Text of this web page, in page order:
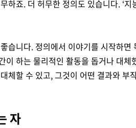
하죠. 더 허무한 정의도 있습니다. ‘
습니다. 정의에서 이야기를 시작하
이 하는 물리적인 활동을 돕거나 대
체할 수 있고, 그것이 어떤 결과와 부
자